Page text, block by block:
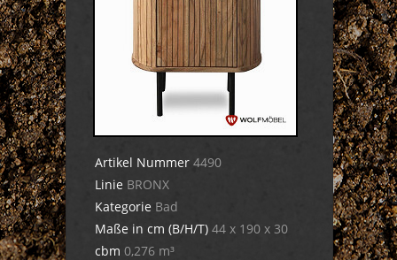
Artikel Nummer 4490
Linie BRONX
Kategorie Bad
Maße in cm (B/H/T) 44 x 190 x 30
cbm 0,276 m³